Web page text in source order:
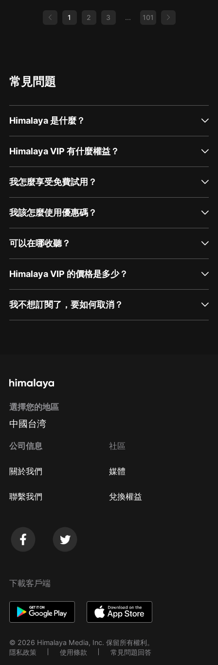
1 2 3 ... 101
常見問題
Himalaya 是什麼？
Himalaya VIP 有什麼權益？
我怎麼享受免費試用？
我該怎麼使用優惠碼？
可以在哪收聽？
Himalaya VIP 的價格是多少？
我不想訂閱了，要如何取消？
方法 Google Play取消訂閱方法
選擇您的地區
中國台湾
公司信息
關於我們
聯繫我們
社區
媒體
兌換權益
下載客戶端
© 2026 Himalaya Media, Inc. 保留所有權利。
隱私政策
使用條款 常見問題回答